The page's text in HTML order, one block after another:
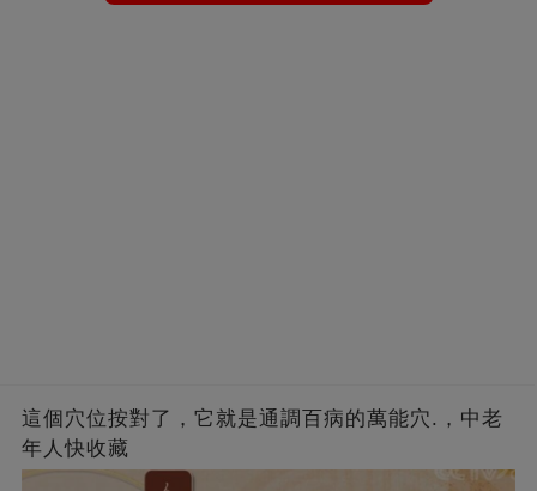
這個穴位按對了，它就是通調百病的萬能穴.，中老
年人快收藏